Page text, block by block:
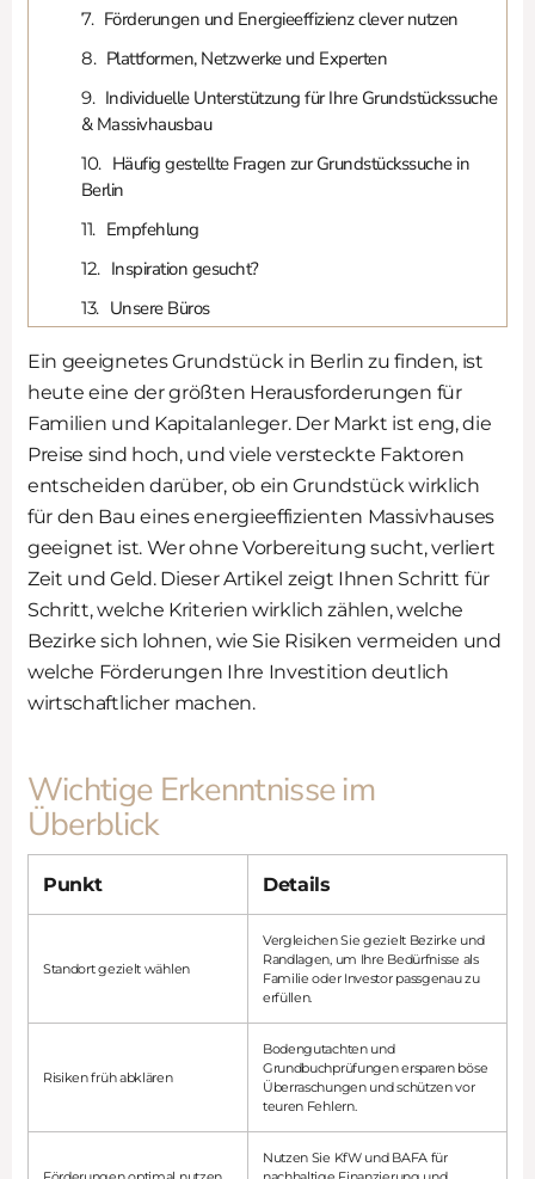
Förderungen und Energieeffizienz clever nutzen
Plattformen, Netzwerke und Experten
Individuelle Unterstützung für Ihre Grundstückssuche
& Massivhausbau
Häufig gestellte Fragen zur Grundstückssuche in
Berlin
Empfehlung
Inspiration gesucht?
Unsere Büros
Ein geeignetes Grundstück in Berlin zu finden, ist
heute eine der größten Herausforderungen für
Familien und Kapitalanleger. Der Markt ist eng, die
Preise sind hoch, und viele versteckte Faktoren
entscheiden darüber, ob ein Grundstück wirklich
für den Bau eines energieeffizienten Massivhauses
geeignet ist. Wer ohne Vorbereitung sucht, verliert
Zeit und Geld. Dieser Artikel zeigt Ihnen Schritt für
Schritt, welche Kriterien wirklich zählen, welche
Bezirke sich lohnen, wie Sie Risiken vermeiden und
welche Förderungen Ihre Investition deutlich
wirtschaftlicher machen.
Wichtige Erkenntnisse im
Überblick
Punkt Details
Standort gezielt wählen
Vergleichen Sie gezielt Bezirke und
Randlagen, um Ihre Bedürfnisse als
Familie oder Investor passgenau zu
erfüllen.
Risiken früh abklären
Bodengutachten und
Grundbuchprüfungen ersparen böse
Überraschungen und schützen vor
teuren Fehlern.
Nutzen Sie KfW und BAFA für